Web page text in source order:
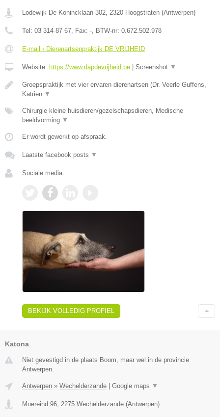
Lodewijk De Konincklaan 302, 2320 Hoogstraten (Antwerpen)
Tel: 03 314 87 67, Fax: -, BTW-nr: 0.672.502.978
E-mail › Dierenartsenpraktijk DE VRIJHEID
Website: https://www.dapdevrijheid.be Screenshot ▼
Groepspraktijk met vier ervaren dierenartsen (Dr. Veerle Guffens,
Katrien ▼
Chirurgie kleine huisdieren/gezelschapsdieren, Medische
beeldvorming ▼
Er wordt gewerkt op afspraak.
Laatste facebook posts ▼
Sociale media:
BEKIJK VOLLEDIG PROFIEL
Katona
Niet gevestigd in de plaats Boom, maar wel in de provincie
Antwerpen.
Antwerpen » Wechelderzande | Google maps ▼
Moereind 96 2275 Wechelderzande (Antwerpen)